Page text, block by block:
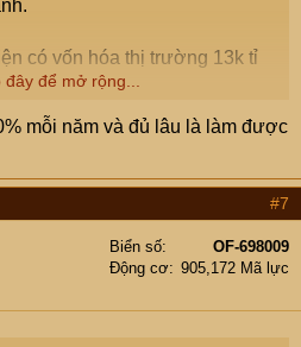
có vốn hóa thị trường 13k tỉ
đây
toán mặt bằng TOD Hàng Xanh
bằng dự án cho TOD Hàng Xanh,
để mở rộng...
mỗi năm và đủ lâu là làm được
#7
Biển số
OF-698009
Động cơ
905,172 Mã lực